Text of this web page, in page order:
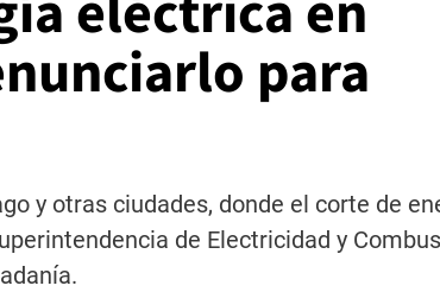
para
y otras ciudades, donde el corte de
de Electricidad y